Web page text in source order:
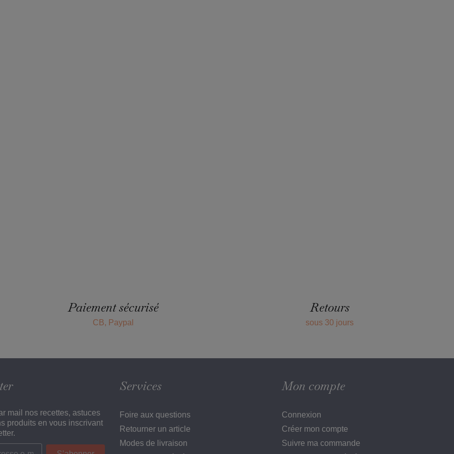
Paiement sécurisé
CB, Paypal
Retours
sous 30 jours
mail nos recettes, astuces
produits en vous inscrivant
Services
Foire aux questions
Retourner un article
Modes de livraison
Mon compte
Connexion
Créer mon compte
Suivre ma commande